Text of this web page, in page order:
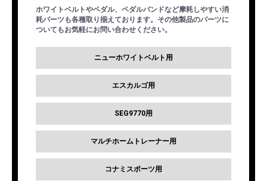
ホワイトベルトやペダル、ペダルバンドなど摩耗しやすい消
耗パーツも各種取り揃えております。その他製品のパーツに
ついてもお気軽にお問い合わせください。
ニューホワイトベルト用
エスカルゴ用
SEG9770用
マルチホームトレーナー用
コナミスポーツ用